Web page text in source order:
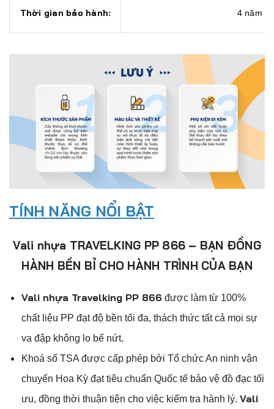
Thời gian bảo hành: 4 năm
TÍNH NĂNG NỔI BẬT
Vali nhựa TRAVELKING PP 866 – BẠN ĐỒNG
HÀNH BỀN BỈ CHO HÀNH TRÌNH CỦA BẠN
Vali nhựa Travelking PP 866 được làm từ 100%
chất liệu PP đạt độ bền tối đa, thách thức tất cả mọi sự
va đập không lo bể nứt.
Khoá số TSA được cấp phép bởi Tổ chức An ninh vận
chuyển Hoa Kỳ đạt tiêu chuẩn Quốc tế bảo vệ đồ đạc tối
ưu, đồng thời thuận tiện cho việc kiểm tra hành lý. Vali